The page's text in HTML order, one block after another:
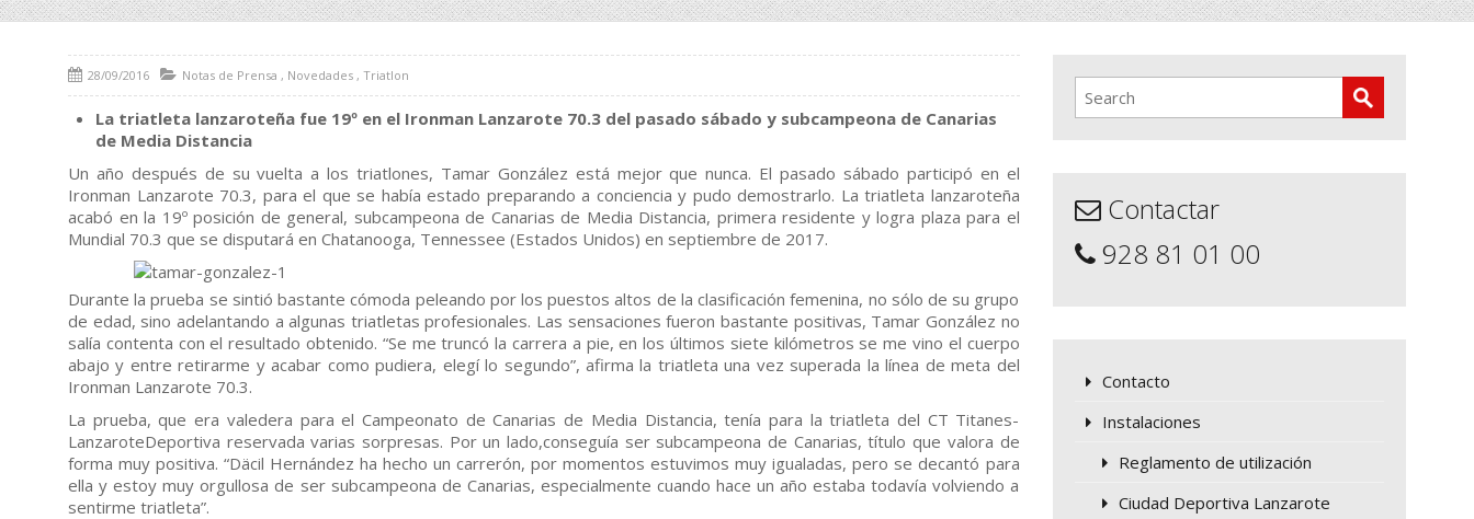
28/09/2016 Notas de Prensa , Novedades , Triatlon
La triatleta lanzaroteña fue 19º en el Ironman Lanzarote 70.3 del pasado sábado y subcampeona de Canarias
de Media Distancia
Un año después de su vuelta a los triatlones, Tamar González está mejor que nunca. El pasado sábado participó en el
Ironman Lanzarote 70.3, para el que se había estado preparando a conciencia y pudo demostrarlo. La triatleta lanzaroteña
acabó en la 19º posición de general, subcampeona de Canarias de Media Distancia, primera residente y logra plaza para el
Mundial 70.3 que se disputará en Chatanooga, Tennessee (Estados Unidos) en septiembre de 2017.
Durante la prueba se sintió bastante cómoda peleando por los puestos altos de la clasificación femenina, no sólo de su grupo
de edad, sino adelantando a algunas triatletas profesionales. Las sensaciones fueron bastante positivas, Tamar González no
salía contenta con el resultado obtenido. “Se me truncó la carrera a pie, en los últimos siete kilómetros se me vino el cuerpo
abajo y entre retirarme y acabar como pudiera, elegí lo segundo”, afirma la triatleta una vez superada la línea de meta del
Ironman Lanzarote 70.3.
La prueba, que era valedera para el Campeonato de Canarias de Media Distancia, tenía para la triatleta del CT Titanes-
LanzaroteDeportiva reservada varias sorpresas. Por un lado,conseguía ser subcampeona de Canarias, título que valora de
forma muy positiva. “Däcil Hernández ha hecho un carrerón, por momentos estuvimos muy igualadas, pero se decantó para
ella y estoy muy orgullosa de ser subcampeona de Canarias, especialmente cuando hace un año estaba todavía volviendo a
sentirme triatleta”.
Contactar
928 81 01 00
Contacto
Instalaciones
Reglamento de utilización
Ciudad Deportiva Lanzarote